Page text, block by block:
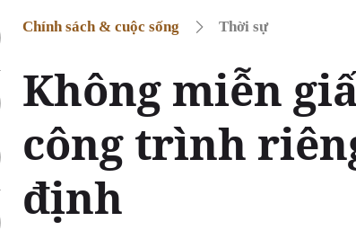
Chính sách & cuộc sống Thời sự
Không miễn
công trình
định